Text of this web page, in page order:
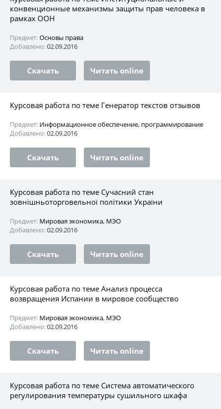
конвенционные механизмы защиты прав человека в
рамках ООН
Предмет:Основы права
Добавлено:02.09.2016
Скачать Читать online
Курсовая работа по теме Генератор текстов отзывов
Предмет: Информационное обеспечение, программирование
Добавлено:02.09.2016
Скачать Читать online
Курсовая работа по теме Сучасний стан
зовнішньоторговельної політики України
Предмет: Мировая экономика, МЭО
Добавлено:02.09.2016
Скачать Читать online
Курсовая работа по теме Анализ процесса
возвращения Испании в мировое сообщество
Предмет: Мировая экономика, МЭО
Добавлено:02.09.2016
Скачать Читать online
Курсовая работа по теме Система автоматического
регулирования температуры сушильного шкафа